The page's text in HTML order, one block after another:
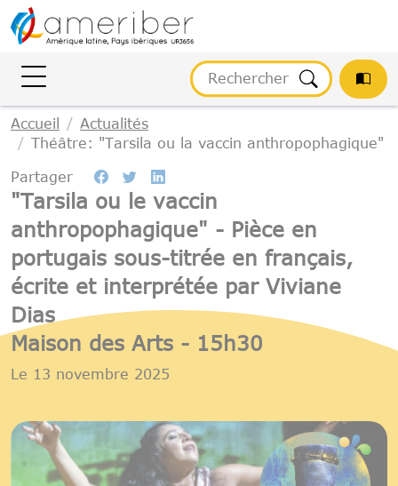
Accueil
Actualités
Théâtre: "Tarsila ou la vaccin anthropophagique"
Partager
"Tarsila ou le vaccin
anthropophagique" - Pièce en
portugais sous-titrée en français,
écrite et interprétée par Viviane
Dias
Maison des Arts - 15h30
Le 13 novembre 2025
Gestion des cookies